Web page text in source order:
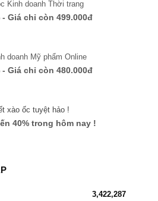
- Giá chỉ còn 499.000đ
- Giá chỉ còn 480.000đ
40% trong hôm nay !
3,422,287